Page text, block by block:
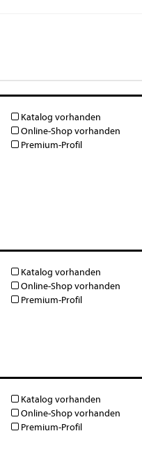
Katalog vorhanden
Online-Shop vorhanden
Premium-Profil
Katalog vorhanden
Online-Shop vorhanden
Premium-Profil
Katalog vorhanden
Online-Shop vorhanden
Premium-Profil